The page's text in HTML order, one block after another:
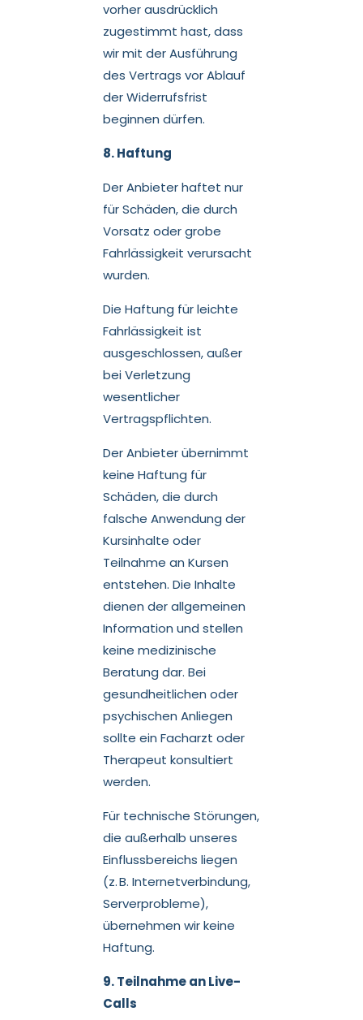
vorher ausdrücklich
zugestimmt hast, dass
wir mit der Ausführung
des Vertrags vor Ablauf
der Widerrufsfrist
beginnen dürfen.
8. Haftung
Der Anbieter haftet nur
für Schäden, die durch
Vorsatz oder grobe
Fahrlässigkeit verursacht
wurden.
Die Haftung für leichte
Fahrlässigkeit ist
ausgeschlossen, außer
bei Verletzung
wesentlicher
Vertragspflichten.
Der Anbieter übernimmt
keine Haftung für
Schäden, die durch
falsche Anwendung der
Kursinhalte oder
Teilnahme an Kursen
entstehen. Die Inhalte
dienen der allgemeinen
Information und stellen
keine medizinische
Beratung dar. Bei
gesundheitlichen oder
psychischen Anliegen
sollte ein Facharzt oder
Therapeut konsultiert
werden.
Für technische Störungen,
die außerhalb unseres
Einflussbereichs liegen
(z. B. Internetverbindung,
Serverprobleme),
übernehmen wir keine
Haftung.
9. Teilnahme an Live-
Calls